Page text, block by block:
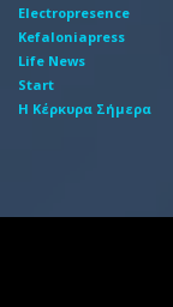
Electropresence
Kefaloniapress
Life News
Start
Η Κέρκυρα Σήμερα